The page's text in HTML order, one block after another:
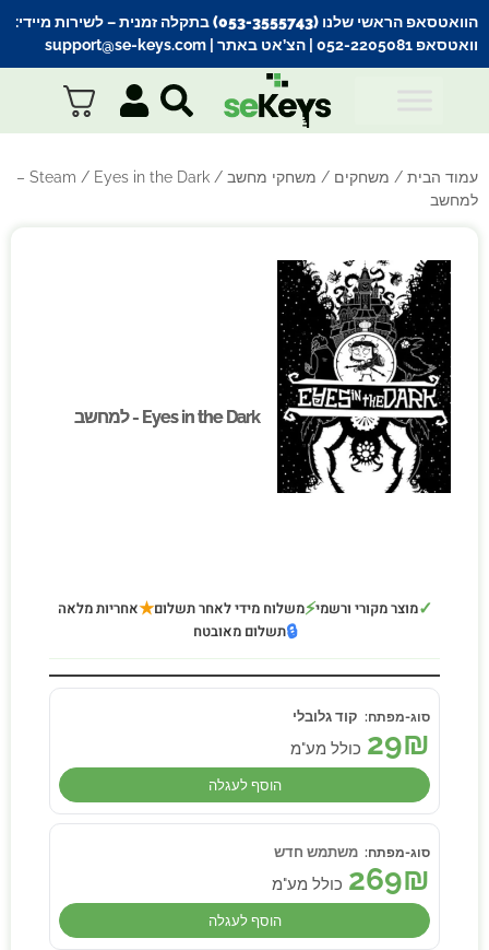
הוואטסאפ הראשי שלנו (053-3555743) בתקלה זמנית
– לשירות מיידי:
וואטסאפ 052-2205081
| הצ’אט באתר | support@se-keys.com
עמוד הבית / משחקים / משחקי מחשב /
Steam
/ Eyes in the Dark –
למחשב
Eyes in the Dark - למחשב
Eyes in the Dark - למחשב
✓מוצר מקורי ורשמי⚡משלוח מידי לאחר תשלום★אחריות מלאה
🔒תשלום מאובטח
קוד גלובלי
29₪ כולל מע"מ
הוסף לעגלה
משתמש חדש
269₪ כולל מע"מ
הוסף לעגלה